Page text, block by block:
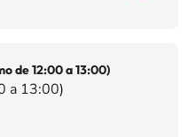
de 12:00 a 13:00)
a 13:00)